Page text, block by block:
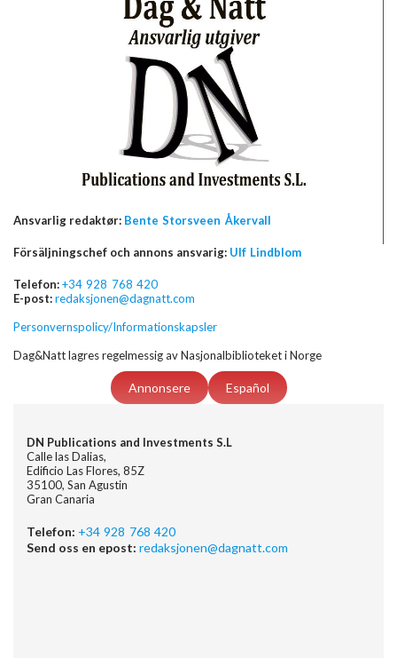
Ansvarlig redaktør: Bente Storsveen Åkervall
Försäljningschef och annons ansvarig: Ulf Lindblom
Telefon:+34 928 768 420
E-post:redaksjonen@dagnatt.com
Personvernspolicy/Informationskapsler
Dag&Natt lagres regelmessig av Nasjonalbiblioteket i Norge
Annonsere Español
DN Publications and Investments S.L
Calle las Dalias,
Edificio Las Flores, 85Z
35100, San Agustin
Gran Canaria
Telefon: +34 928 768 420
Send oss en epost: redaksjonen@dagnatt.com